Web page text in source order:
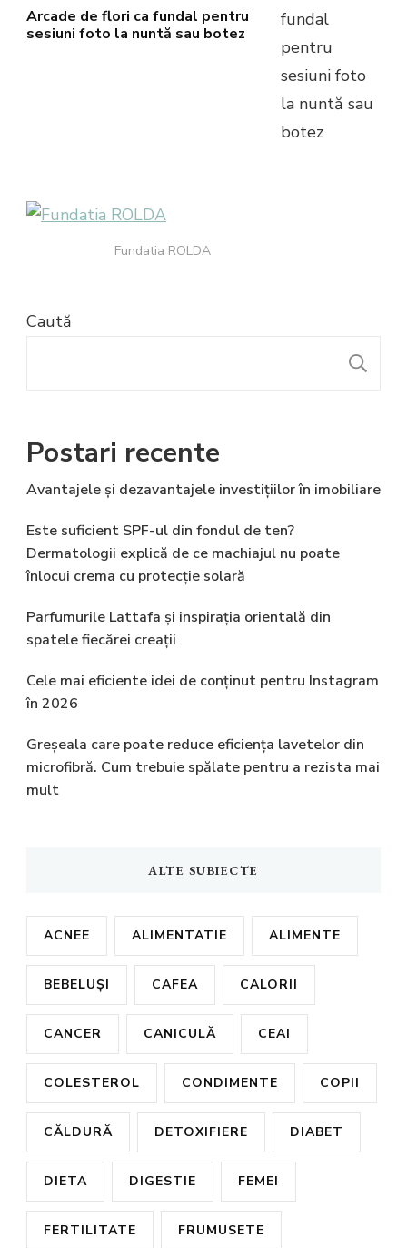
Arcade de flori ca fundal pentru
sesiuni foto la nuntă sau botez
Fundatia ROLDA
Caută
Postari recente
Avantajele și dezavantajele investițiilor în imobiliare
Este suficient SPF-ul din fondul de ten?
Dermatologii explică de ce machiajul nu poate
înlocui crema cu protecție solară
Parfumurile Lattafa și inspirația orientală din
spatele fiecărei creații
Cele mai eficiente idei de conținut pentru Instagram
în 2026
Greșeala care poate reduce eficiența lavetelor din
microfibră. Cum trebuie spălate pentru a rezista mai
mult
ALTE SUBIECTE
ACNEE ALIMENTATIE ALIMENTE
BEBELUȘI CAFEA CALORII
CANCER CANICULĂ CEAI
COLESTEROL CONDIMENTE COPII
CĂLDURĂ DETOXIFIERE DIABET
DIETA DIGESTIE FEMEI
FERTILITATE FRUMUSETE